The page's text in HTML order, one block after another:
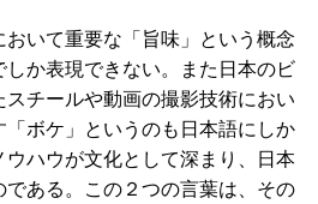
いて重要な「旨味」という概念
か表現できない。また日本のビ
チールや動画の撮影技術におい
ボケ」というのも日本語にしか
ハウが文化として深まり、日本
ある。この２つの言葉は、その